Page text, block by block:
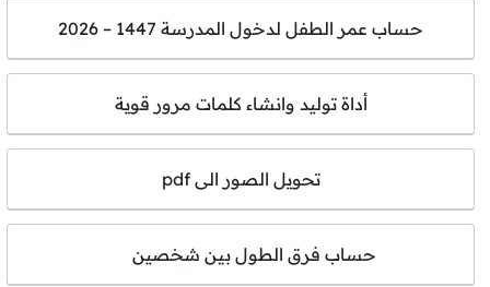
حساب عمر الطفل لدخول المدرسة 1447 – 2026
أداة توليد وانشاء كلمات مرور قوية
تحويل الصور الى pdf
حساب فرق الطول بين شخصين